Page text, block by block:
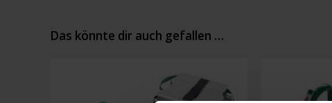
Das könnte dir auch gefallen …